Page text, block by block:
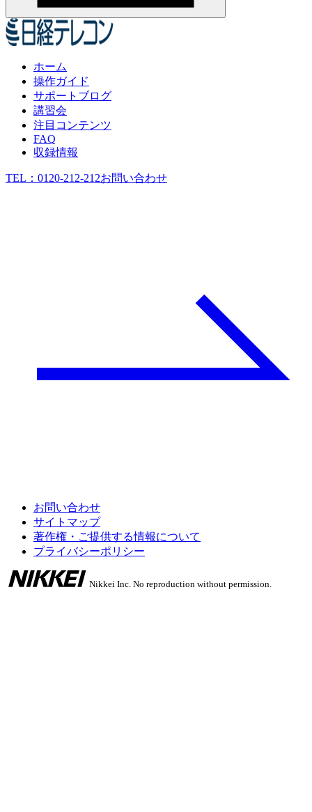
ホーム
操作ガイド
サポートブログ
講習会
注目コンテンツ
FAQ
収録情報
TEL： 0120-212-212お問い合わせ
お問い合わせ
サイトマップ
著作権・ご提供する情報について
プライバシーポリシー
Nikkei Inc. No reproduction without permission.